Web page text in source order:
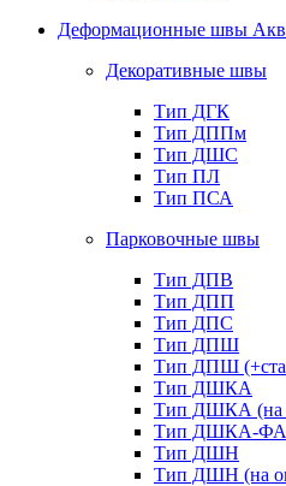
Деформационные швы
Декоративные швы
Тип ДГК
Тип ДППм
Тип ДШС
Тип ПЛ
Тип ПСА
Парковочные швы
Тип ДПВ
Тип ДПП
Тип ДПС
Тип ДПШ
Тип ДПШ
Тип ДШКА
Тип ДШКА (на
Тип ДШКА-
Тип ДШН
Тип ДШН (на